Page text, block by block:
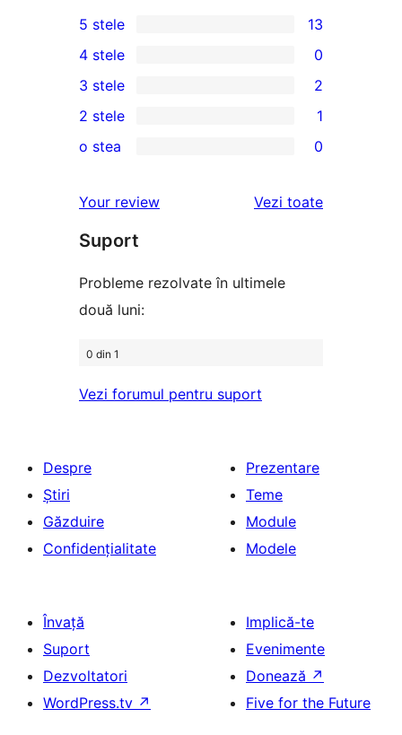
13
5
–
recenzii
(stele)
5 stele 13
4
–
recenzii
4 stele 0
2
3
–
(stele)
3 stele 2
2
recenzie
(stele)
2 stele 1
0
–
recenzii
o stea 0
Your review Vezi toaterecenziile
Suport
Probleme rezolvate în ultimele
două luni:
0 din 1
Vezi forumul pentru suport
Despre
Știri
Găzduire
Confidențialitate
Prezentare
Teme
Module
Modele
Învață
Suport
Dezvoltatori
WordPress.tv ↗
Implică-te
Evenimente
Donează ↗
Five for the Future